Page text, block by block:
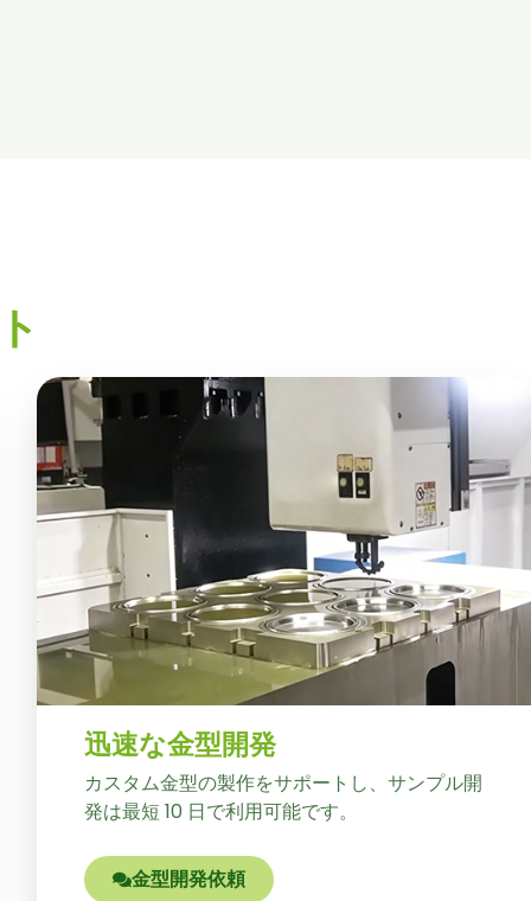
迅速な金型開発
カスタム金型の製作をサポートし、サンプル開
発は最短 10 日で利用可能です。
金型開発依頼